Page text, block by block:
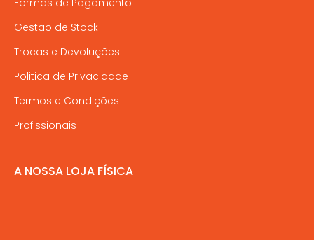
Formas de Pagamento
Gestão de Stock
Trocas e Devoluções
Politica de Privacidade
Termos e Condições
Profissionais
A NOSSA LOJA FÍSICA